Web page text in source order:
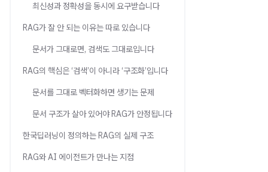
최신성과 정확성을 동시에 요구받습니다
RAG가 잘 안 되는 이유는 따로 있습니다
문서가 그대로면, 검색도 그대로입니다
RAG의 핵심은 ‘검색’이 아니라 ‘구조화’입니다
문서를 그대로 벡터화하면 생기는 문제
문서 구조가 살아 있어야 RAG가 안정됩니다
한국딥러닝이 정의하는 RAG의 실제 구조
RAG와 AI 에이전트가 만나는 지점